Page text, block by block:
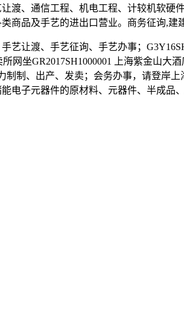
渡、通信工程、机电工程、计较机软
商品及手艺的进出口营业。商务征询,
让渡、手艺征询、手艺办事；
网坐GR2017SH1000001 上海紫金山
制制、出产、发卖；会务办事，请登岸
电子元器件的原材料、元器件、半成